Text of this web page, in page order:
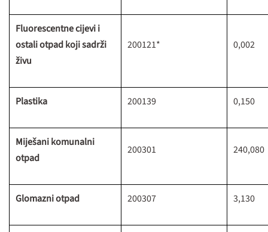
Fluorescentne cijevi i
ostali otpad koji sadrži
živu
200121* 0,002
Plastika 200139 0,150
Miješani komunalni
otpad
200301 240,080
Glomazni otpad 200307 3,130